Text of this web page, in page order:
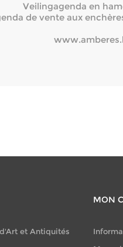
Veilingagenda en
de vente aux
et Antiquités
MON